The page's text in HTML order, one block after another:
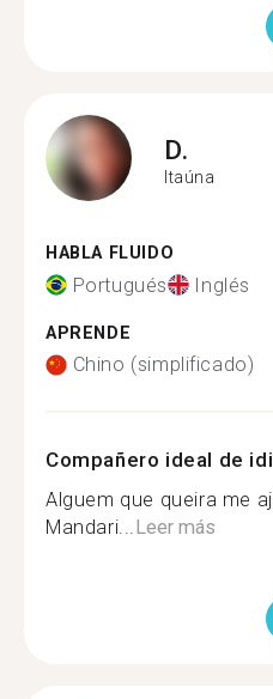
D.
Itaúna
HABLA FLUIDO
Portugués Inglés
APRENDE
Chino (simplificado)
Compañero ideal de
Alguem que queira me
Mandari...Leer más